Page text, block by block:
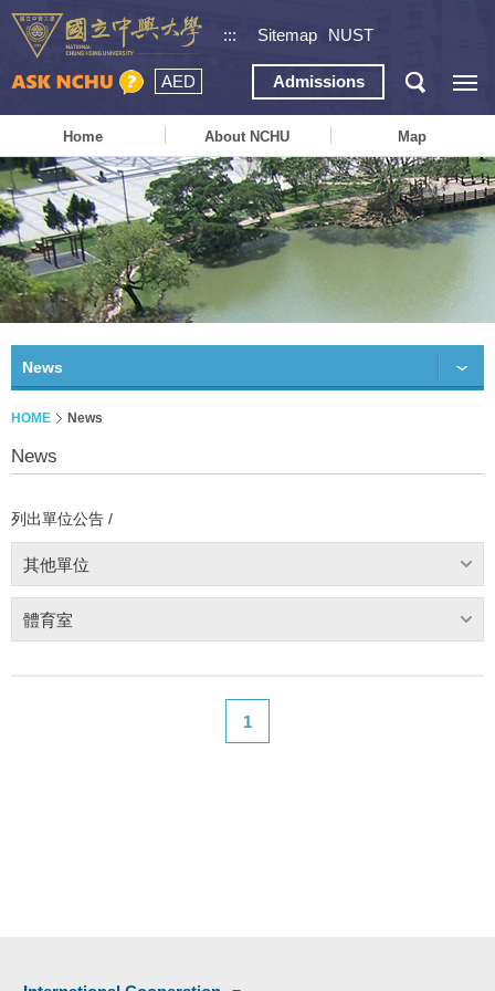
::: Sitemap NUST
AED Admissions
Home About NCHU Map
News
HOME News
News
列出單位公告 /
其他單位
體育室
1